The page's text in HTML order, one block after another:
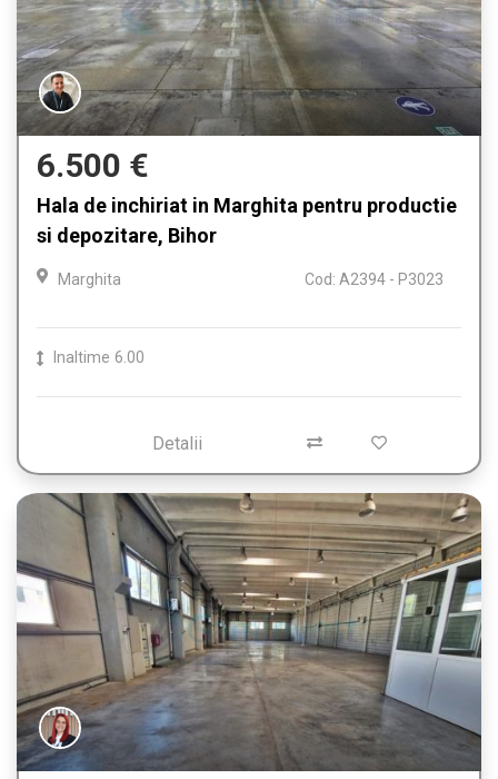
6.500 €
Hala de inchiriat in Marghita pentru productie
si depozitare, Bihor
Marghita Cod: A2394 - P3023
Inaltime 6.00
Detalii